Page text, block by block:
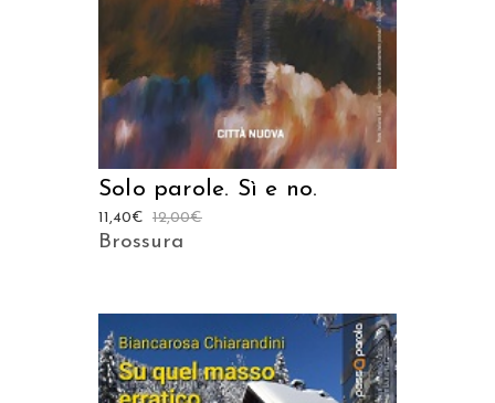
Solo parole. Sì e no.
12,00€
11,40€
Brossura